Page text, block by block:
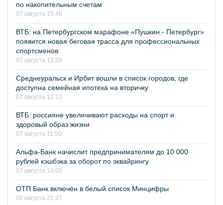
по накопительным счетам
07 августа 15:40
ВТБ: на Петербургском марафоне «Пушкин - Петербург»
появится новая беговая трасса для профессиональных
спортсменов
07 августа 12:28
Среднеуральск и Ирбит вошли в список городов, где
доступна семейная ипотека на вторичку
07 августа 12:13
ВТБ: россияне увеличивают расходы на спорт и
здоровый образ жизни
07 августа 11:50
Альфа-Банк начислит предпринимателям до 10 000
рублей кэшбэка за оборот по эквайрингу
07 августа 10:00
ОТП Банк включён в белый список Минцифры
06 августа 21:27